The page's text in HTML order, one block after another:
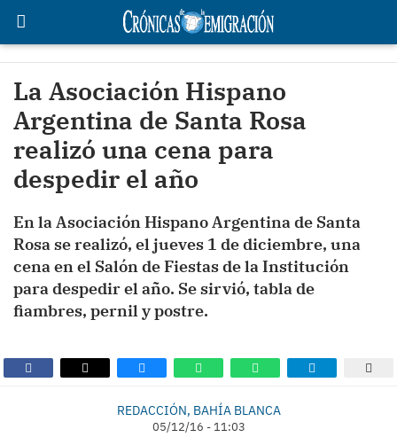
La Asociación Hispano
Argentina de Santa Rosa
realizó una cena para
despedir el año
En la Asociación Hispano Argentina de Santa
Rosa se realizó, el jueves 1 de diciembre, una
cena en el Salón de Fiestas de la Institución
para despedir el año. Se sirvió, tabla de
fiambres, pernil y postre.
REDACCIÓN, BAHÍA BLANCA
05/12/16 - 11:03